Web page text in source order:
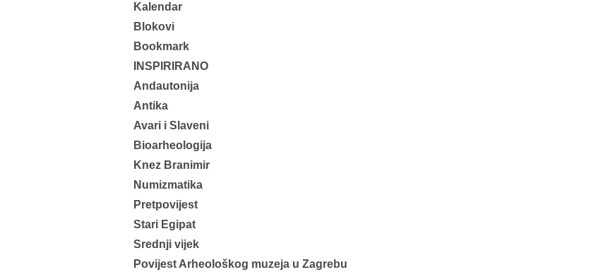
Kalendar
Blokovi
Bookmark
INSPIRIRANO
Andautonija
Antika
Avari i Slaveni
Bioarheologija
Knez Branimir
Numizmatika
Pretpovijest
Stari Egipat
Srednji vijek
Povijest Arheološkog muzeja u Zagrebu